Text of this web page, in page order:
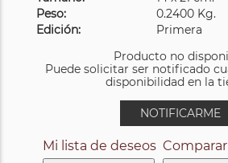
Peso:
0.2400 Kg.
Edición:
Primera
Producto no
Puede solicitar ser notificado
disponibilidad en la
NOTIFICARME
Mi lista de deseos Comparar